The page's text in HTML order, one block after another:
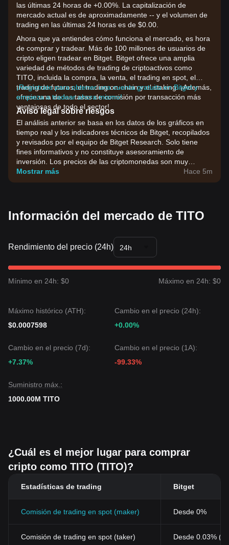
las últimas 24 horas de +0.00%. La capitalización de
mercado actual es de aproximadamente -- y el volumen de
trading en las últimas 24 horas es de $0.00.
Ahora que ya entiendes cómo funciona el mercado, es hora
de comprar y tradear. Más de 100 millones de usuarios de
cripto eligen tradear en Bitget. Bitget ofrece una amplia
variedad de métodos de trading de criptoactivos como
TITO, incluida la compra, la venta, el trading en spot, el
trading de futuros, el trading on-chain y el staking. ¡Además,
ofrece una de las tasas de comisión por transacción más
ventajosas de todo el sector!
¡Regístrate para obtener una cuenta gratuita en Bitget y
empieza a tradear ahora mismo!
Aviso legal sobre riesgos
El análisis anterior se basa en los datos de los gráficos en
tiempo real y los indicadores técnicos de Bitget, recopilados
y revisados por el equipo de Bitget Research. Solo tiene
fines informativos y no constituye asesoramiento de
inversión. Los precios de las criptomonedas son muy
volátiles. Toma tus decisiones de inversión en función de tu
tolerancia al riesgo.
Mostrar más Hace 5m
Información del mercado de TITO
Rendimiento del precio (24h) 24h
Mínimo en 24h: $0 Máximo en 24h: $0
Máximo histórico (ATH):
$0.0007598
Cambio en el precio (24h):
+0.00%
Cambio en el precio (7d):
+7.37%
Cambio en el precio (1A):
-99.33%
Suministro máx.:
1000.00M TITO
¿Cuál es el mejor lugar para comprar
cripto como TITO (TITO)?
Estadísticas de trading Bitget
Comisión de trading en spot (maker) Desde 0%
Comisión de trading en spot (taker) Desde 0.03%